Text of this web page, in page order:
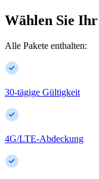
Wählen Sie
Alle Pakete enthalten:
30-tägige Gültigkeit
4G/LTE-Abdeckung